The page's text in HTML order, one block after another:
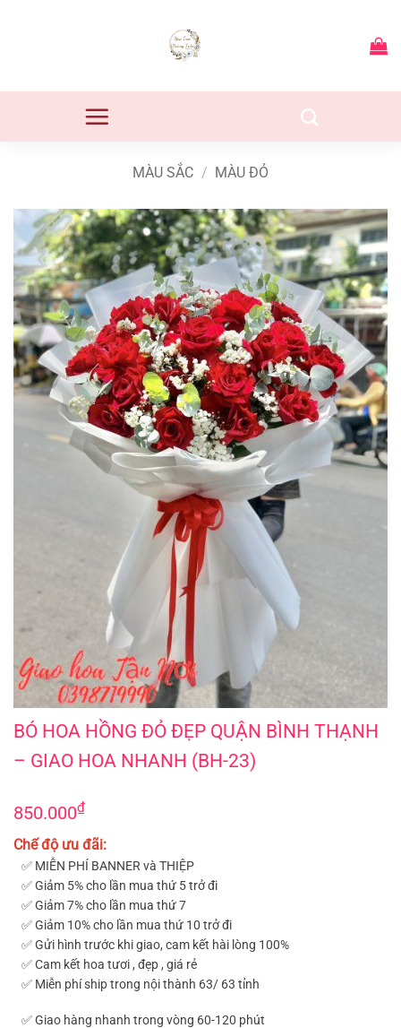
MÀU SẮC / MÀU ĐỎ
BÓ HOA HỒNG ĐỎ ĐẸP QUẬN BÌNH THẠNH - GIAO HOA NHANH (BH-23)
BÓ HOA HỒNG ĐỎ ĐẸP QUẬN BÌNH THẠNH
– GIAO HOA NHANH (BH-23)
850.000₫
Chế độ ưu đãi:
✅ MIỄN PHÍ BANNER và THIỆP
✅ Giảm 5% cho lần mua thứ 5 trở đi
✅ Giảm 7% cho lần mua thứ 7
✅ Giảm 10% cho lần mua thứ 10 trở đi
✅ Gửi hình trước khi giao, cam kết hài lòng 100%
✅ Cam kết hoa tươi , đẹp , giá rẻ
✅ Miễn phí ship trong nội thành 63/ 63 tỉnh
✅ Giao hàng nhanh trong vòng 60-120 phút